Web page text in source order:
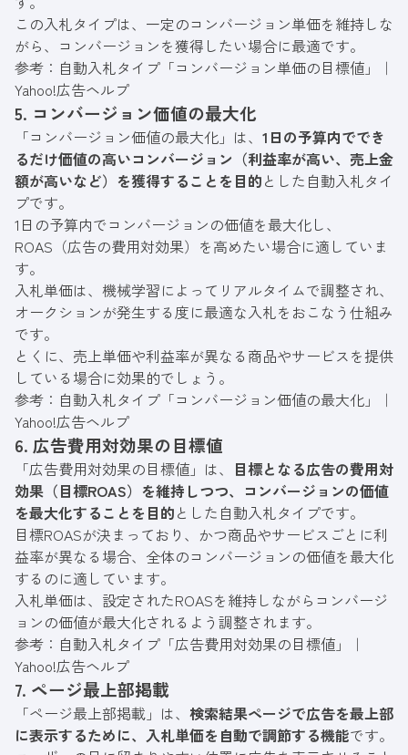
この入札タイプは、一定のコンバージョン単価を維持しな
がら、コンバージョンを獲得したい場合に最適です。
参考： 自動入札タイプ「コンバージョン単価の目標値」｜
Yahoo!広告ヘルプ
5. コンバージョン価値の最大化
「コンバージョン価値の最大化」は、 1日の予算内ででき
るだけ価値の高いコンバージョン（利益率が高い、売上金
額が高いなど）を獲得することを目的とした自動入札タイ
プです。
1日の予算内でコンバージョンの価値を最大化し、
ROAS（広告の費用対効果）を高めたい場合に適していま
す。
入札単価は、機械学習によってリアルタイムで調整され、
オークションが発生する度に最適な入札をおこなう仕組み
です。
とくに、売上単価や利益率が異なる商品やサービスを提供
している場合に効果的でしょう。
参考： 自動入札タイプ「コンバージョン価値の最大化」｜
Yahoo!広告ヘルプ
6. 広告費用対効果の目標値
「広告費用対効果の目標値」は、 目標となる広告の費用対
効果（目標ROAS）を維持しつつ、コンバージョンの価値
を最大化することを目的とした自動入札タイプです。
目標ROASが決まっており、かつ商品やサービスごとに利
益率が異なる場合、全体のコンバージョンの価値を最大化
するのに適しています。
入札単価は、設定されたROASを維持しながらコンバージ
ョンの価値が最大化されるよう調整されます。
参考： 自動入札タイプ「広告費用対効果の目標値」｜
Yahoo!広告ヘルプ
7. ページ最上部掲載
「ページ最上部掲載」は、 検索結果ページで広告を最上部
に表示するために、入札単価を自動で調節する機能です。